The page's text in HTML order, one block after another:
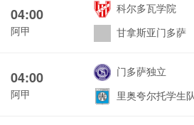
04:00
阿甲
科尔多瓦学院
甘拿斯亚门多萨
04:00
阿甲
门多萨独立
里奥夸尔托学生